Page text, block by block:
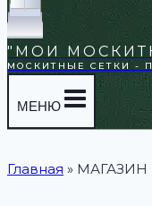
"МОИ
МОСКИТНЫЕ СЕТКИ -
МЕНЮ
Главная » МАГАЗИН